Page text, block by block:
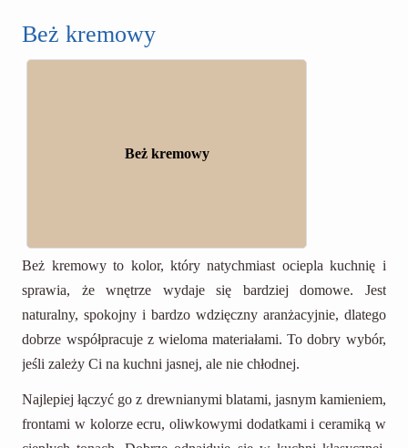
Beż kremowy
Beż kremowy
Beż kremowy to kolor, który natychmiast ociepla kuchnię i
sprawia, że wnętrze wydaje się bardziej domowe. Jest
naturalny, spokojny i bardzo wdzięczny aranżacyjnie, dlatego
dobrze współpracuje z wieloma materiałami. To dobry wybór,
jeśli zależy Ci na kuchni jasnej, ale nie chłodnej.
Najlepiej łączyć go z drewnianymi blatami, jasnym kamieniem,
frontami w kolorze ecru, oliwkowymi dodatkami i ceramiką w